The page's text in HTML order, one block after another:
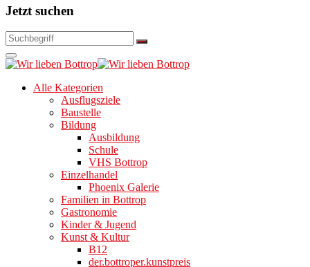
Jetzt suchen
Alle Kategorien
Ausflugsziele
Baustelle
Bildung
Ausbildung
Schule
VHS Bottrop
Einzelhandel
Phoenix Galerie
Familien in Bottrop
Gastronomie
Kinder & Jugend
Kunst & Kultur
B12
der.bottroper.kunstpreis